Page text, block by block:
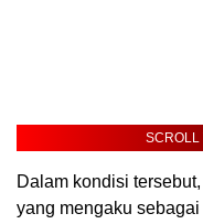
SCROLL
Dalam kondisi
yang mengaku